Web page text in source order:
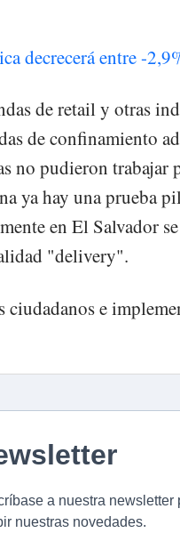
decrecerá entre -
de retail y otras
de confinamiento
no pudieron trabajar
ya hay una prueba
en El Salvador
"delivery".
ciudadanos e